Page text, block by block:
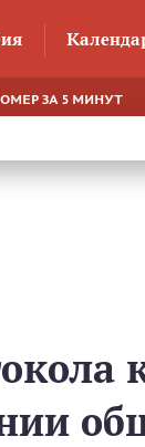
ЗА 5 МИНУТ